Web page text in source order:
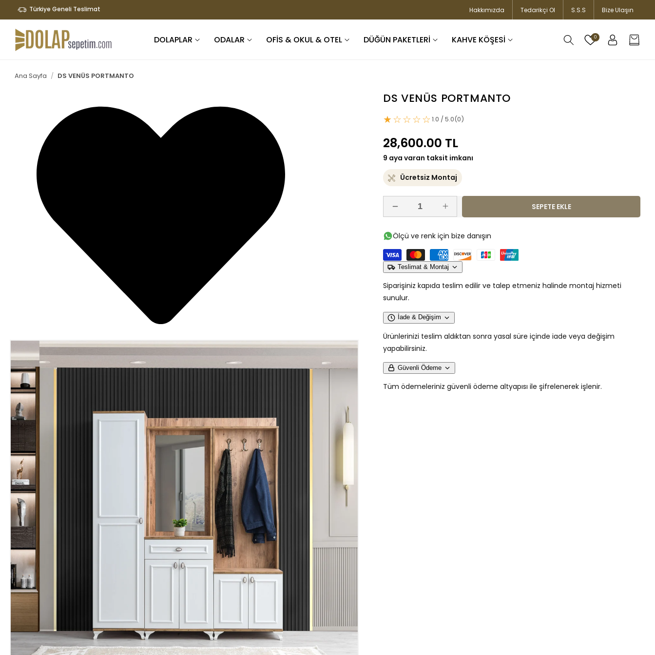
İÇERIĞE
ATLA
Türkiye Geneli Teslimat Hakkımızda Tedarikçi Ol S.S.S Bize Ulaşın
DOLAPLAR ODALAR OFİS & OKUL & OTEL DÜĞÜN PAKETLERİ KAHVE KÖŞESİ 0 Oturum
Sepet
Ana Sayfa DS VENÜS PORTMANTO
ÜRÜN
BILGISINE
ATLA
DS VENÜS PORTMANTO
★☆☆☆☆1.0 / 5.0(0)
Normal
fiyat
28,600.00 TL
9 aya varan taksit imkanı
Ücretsiz Montaj
DS
PORTMANTO
için
adedi
azaltın
DS
VENÜS
PORTMANTO
için
adedi
artırın
SEPETE EKLE
Ölçü ve renk için bize danışın
Teslimat & Montaj
Siparişiniz kapıda teslim edilir ve talep etmeniz halinde montaj hizmeti
sunulur.
İade & Değişim
Ürünlerinizi teslim aldıktan sonra yasal süre içinde iade veya değişim
yapabilirsiniz.
Güvenli Ödeme
Tüm ödemeleriniz güvenli ödeme altyapısı ile şifrelenerek işlenir.